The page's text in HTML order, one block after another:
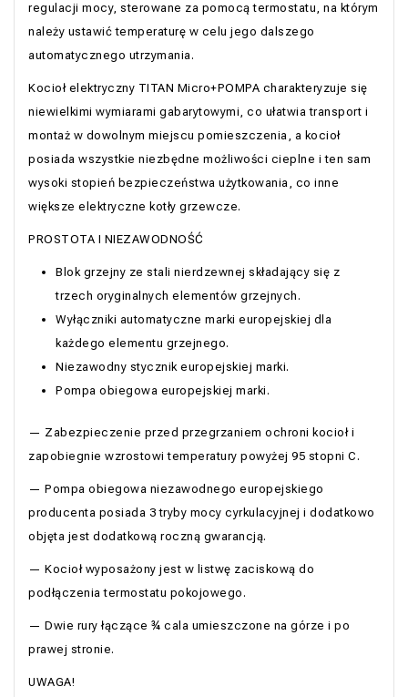
regulacji mocy, sterowane za pomocą termostatu, na którym
należy ustawić temperaturę w celu jego dalszego
automatycznego utrzymania.
Kocioł elektryczny TITAN Micro+POMPA charakteryzuje się
niewielkimi wymiarami gabarytowymi, co ułatwia transport i
montaż w dowolnym miejscu pomieszczenia, a kocioł
posiada wszystkie niezbędne możliwości cieplne i ten sam
wysoki stopień bezpieczeństwa użytkowania, co inne
większe elektryczne kotły grzewcze.
PROSTOTA I NIEZAWODNOŚĆ
Blok grzejny ze stali nierdzewnej składający się z
trzech oryginalnych elementów grzejnych.
Wyłączniki automatyczne marki europejskiej dla
każdego elementu grzejnego.
Niezawodny stycznik europejskiej marki.
Pompa obiegowa europejskiej marki.
— Zabezpieczenie przed przegrzaniem ochroni kocioł i
zapobiegnie wzrostowi temperatury powyżej 95 stopni C.
— Pompa obiegowa niezawodnego europejskiego
producenta posiada 3 tryby mocy cyrkulacyjnej i dodatkowo
objęta jest dodatkową roczną gwarancją.
— Kocioł wyposażony jest w listwę zaciskową do
podłączenia termostatu pokojowego.
— Dwie rury łączące ¾ cala umieszczone na górze i po
prawej stronie.
UWAGA!